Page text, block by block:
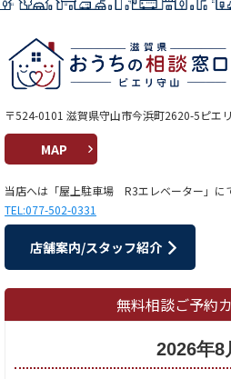
〒524-0101 滋賀県守山市今浜町2620-5ピエ
MAP
当店へは「屋上駐車場 R3エレベーター」に
TEL:077-502-0331
店舗案内/スタッフ紹介
無料相談ご予約
2026年8